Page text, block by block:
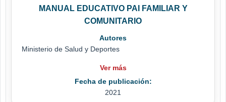
MANUAL EDUCATIVO PAI FAMILIAR Y
COMUNITARIO
Autores
Ministerio de Salud y Deportes
Ver más
Fecha de publicación:
2021